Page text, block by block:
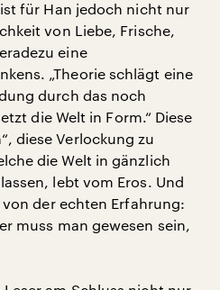
für Han jedoch nicht nur
von Liebe, Frische,
eine
„Theorie schlägt eine
durch das noch
die Welt in Form.“ Diese
diese Verlockung zu
die Welt in gänzlich
lebt vom Eros. Und
der echten Erfahrung:
muss man gewesen sein,